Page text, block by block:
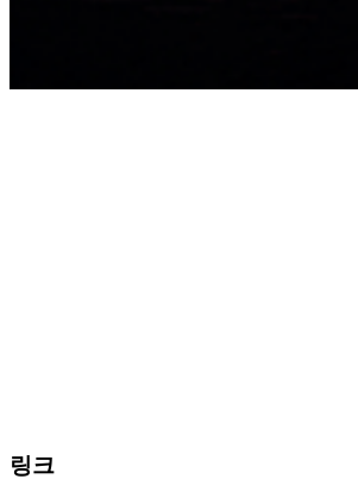
링크